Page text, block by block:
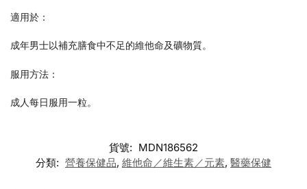
適用於：
成年男士以補充膳食中不足的維他命及礦物質。
服用方法：
成人每日服用一粒。
貨號: MDN186562
分類: 營養保健品, 維他命／維生素／元素, 醫藥保健